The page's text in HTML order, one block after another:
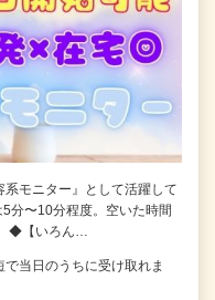
モニター』として活躍して
分〜10分程度。空いた時間
◆【いろん…
当日のうちに受け取れま